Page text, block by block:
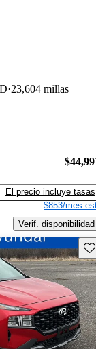
23,604 millas
El precio incluye tasas
$853/mes
Verif. disponibilidad